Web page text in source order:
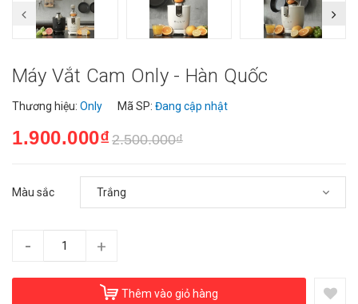
Máy Vắt Cam Only - Hàn Quốc
Thương hiệu: Only Mã SP: Đang cập nhật
1.900.000₫2.500.000₫
Màu sắc
- +
Thêm vào giỏ hàng